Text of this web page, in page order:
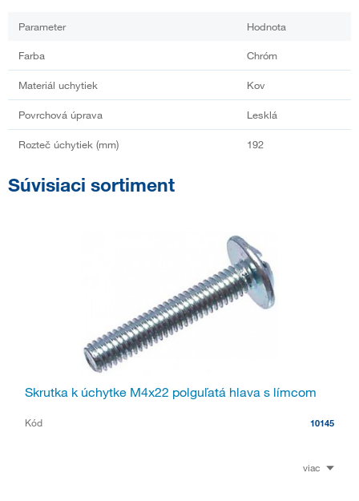
Parameter Hodnota
Farba Chróm
Materiál uchytiek Kov
Povrchová úprava Lesklá
Rozteč úchytiek (mm) 192
Súvisiaci sortiment
Skrutka k úchytke M4x22 polguľatá hlava s límcom
Kód 10145
viac